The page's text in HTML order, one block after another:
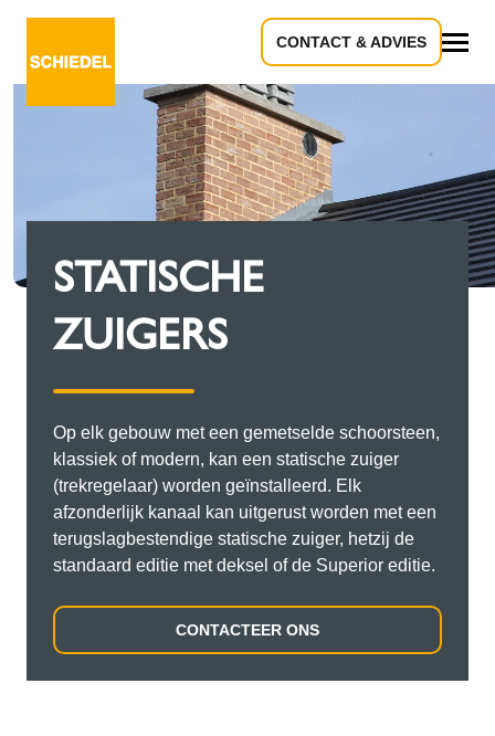
CONTACT & ADVIES
STATISCHE
ZUIGERS
Op elk gebouw met een gemetselde schoorsteen,
klassiek of modern, kan een statische zuiger
(trekregelaar) worden geïnstalleerd. Elk
afzonderlijk kanaal kan uitgerust worden met een
terugslagbestendige statische zuiger, hetzij de
standaard editie met deksel of de Superior editie.
CONTACTEER ONS